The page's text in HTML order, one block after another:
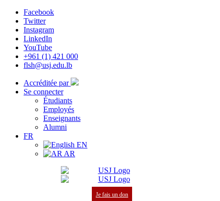
Facebook
Twitter
Instagram
LinkedIn
YouTube
+961 (1) 421 000
flsh@usj.edu.lb
Accréditée par
Se connecter
Étudiants
Employés
Enseignants
Alumni
FR
EN
AR
Je fais un don